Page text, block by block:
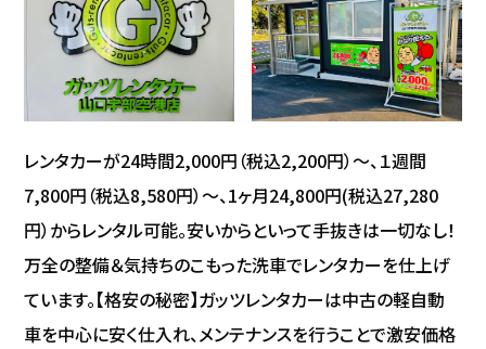
レンタカーが24時間2,000円（税込2,200円）～、１週間
7,800円（税込8,580円）～、1ヶ月24,800円(税込27,280
円）からレンタル可能。安いからといって手抜きは一切なし！
万全の整備＆気持ちのこもった洗車でレンタカーを仕上げ
ています。【格安の秘密】ガッツレンタカーは中古の軽自動
車を中心に安く仕入れ、メンテナンスを行うことで激安価格